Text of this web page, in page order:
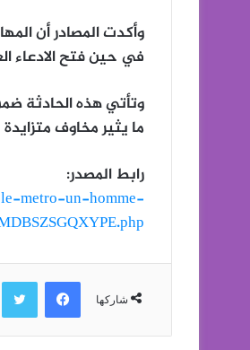
وأكدت المصادر أن
في حين فتح الادعاء
وتأتي هذه الحادثة
ما يثير مخاوف
رابط المصدر:
metro-un-homme-
شاركها
فيسبوك